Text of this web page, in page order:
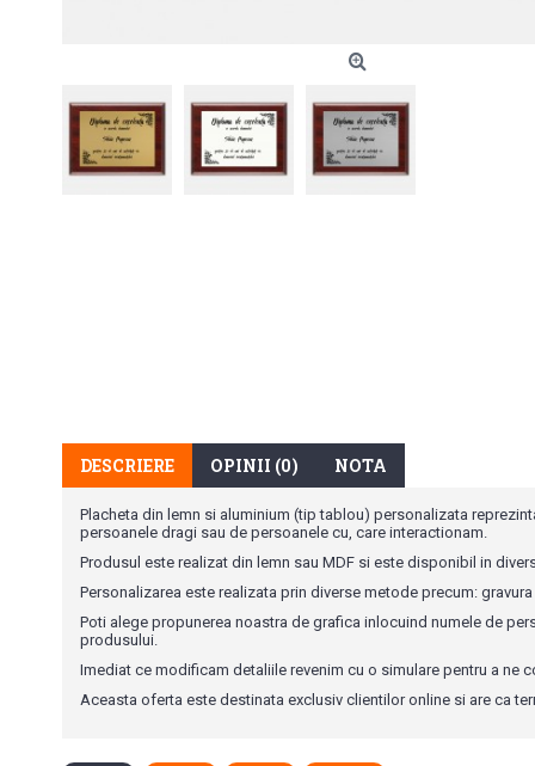
DESCRIERE OPINII (0) NOTA
Placheta din lemn si aluminium (tip tablou) personalizata
persoanele dragi sau de persoanele cu, care interactionam.
Produsul este realizat din lemn sau MDF si este disponibil in
Personalizarea este realizata prin diverse metode precum:
Poti alege propunerea noastra de grafica inlocuind numele de
produsului.
Imediat ce modificam detaliile revenim cu o simulare pentru a ne
Aceasta oferta este destinata exclusiv clientilor online si are ca